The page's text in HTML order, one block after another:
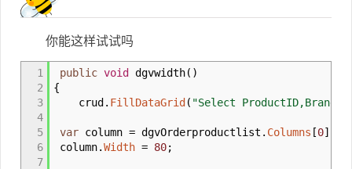
你能这样试试吗
1
2
3
4
5
6
7
public void dgvwidth( )
{
crud . FillDataGrid ( "Select
var column = dgvOrderproductlist . Columns [0]
column.Width = 80;